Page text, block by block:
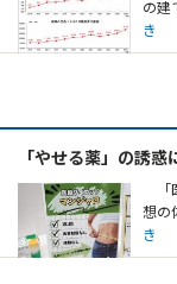
の建
き
「やせる薬」の誘惑
「
想の
き